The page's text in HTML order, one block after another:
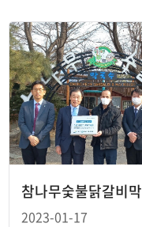
2023-01-17